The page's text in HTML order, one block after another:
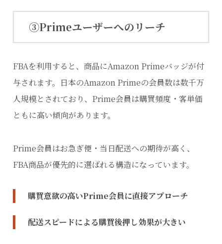
③Primeユーザーへのリーチ
FBAを利用すると、商品にAmazon Primeバッジが付
与されます。日本のAmazon Primeの会員数は数千万
人規模とされており、Prime会員は購買頻度・客単価
ともに高い傾向があります。
Prime会員はお急ぎ便・当日配送への期待が高く、
FBA商品が優先的に選ばれる構造になっています。
購買意欲の高いPrime会員に直接アプローチ
配送スピードによる購買後押し効果が大きい